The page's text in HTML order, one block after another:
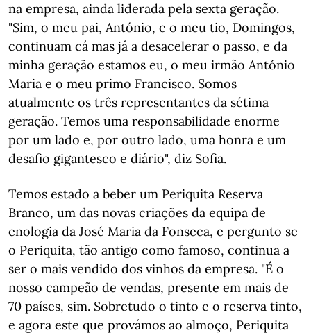
na empresa, ainda liderada pela sexta geração.
"Sim, o meu pai, António, e o meu tio, Domingos,
continuam cá mas já a desacelerar o passo, e da
minha geração estamos eu, o meu irmão António
Maria e o meu primo Francisco. Somos
atualmente os três representantes da sétima
geração. Temos uma responsabilidade enorme
por um lado e, por outro lado, uma honra e um
desafio gigantesco e diário", diz Sofia.
Temos estado a beber um Periquita Reserva
Branco, um das novas criações da equipa de
enologia da José Maria da Fonseca, e pergunto se
o Periquita, tão antigo como famoso, continua a
ser o mais vendido dos vinhos da empresa. "É o
nosso campeão de vendas, presente em mais de
70 países, sim. Sobretudo o tinto e o reserva tinto,
e agora este que provámos ao almoço, Periquita